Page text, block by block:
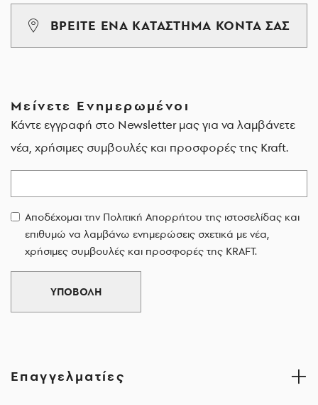
ΒΡΕΙΤΕ ΕΝΑ ΚΑΤΑΣΤΗΜΑ ΚΟΝΤΑ ΣΑΣ
Μείνετε Ενημερωμένοι
Κάντε εγγραφή στο Newsletter μας για να λαμβάνετε
νέα, χρήσιμες συμβουλές και προσφορές της Kraft.
Αποδέχομαι την Πολιτική Απορρήτου της ιστοσελίδας και
επιθυμώ να λαμβάνω ενημερώσεις σχετικά με νέα,
χρήσιμες συμβουλές και προσφορές της KRAFT.
ΥΠΟΒΟΛΗ
Επαγγελματίες